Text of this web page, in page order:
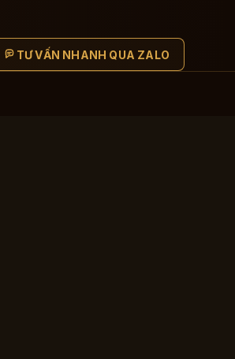
TƯ VẤN NHANH QUA ZALO